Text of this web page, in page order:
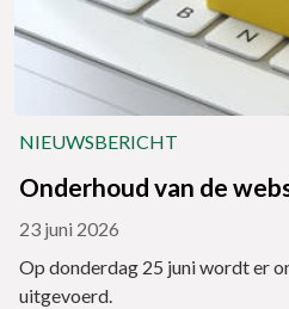
NIEUWSBERICHT
Onderhoud van de
23 juni 2026
Op donderdag 25 juni wordt er
uitgevoerd.